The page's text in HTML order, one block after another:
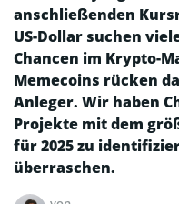
anschließenden
US-Dollar suchen
Chancen im Krypto-
Memecoins rücken
Anleger. Wir haben
Projekte mit dem
für 2025 zu
überraschen.